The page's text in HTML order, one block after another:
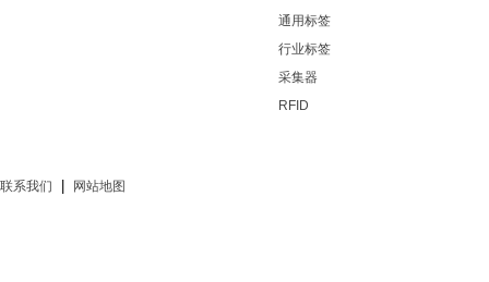
通用标签
行业标签
采集器
RFID
联系我们 网站地图